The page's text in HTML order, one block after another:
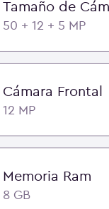
Tamaño de
50 + 12 + 5 MP
Cámara Frontal
12 MP
Memoria Ram
8 GB